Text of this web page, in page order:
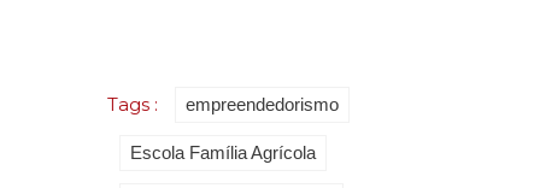
Tags : empreendedorismo
Escola Família Agrícola